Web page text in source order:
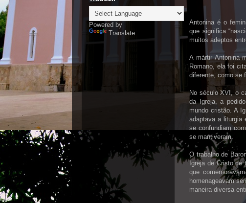
Antonina é o
que significa
muitos adeptos
A mártir Antonina
Romano, ela foi
diferente, como se
No século XVI, o
da Igreja, a
mundo cristão. A
adaptava a
se confundiam
se mantiveram.
O trabalho de
Igreja de Cristo
que
homenageavam
maneira diversa
Powered by
Translate